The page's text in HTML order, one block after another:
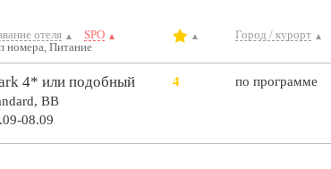
отеля
SPO
номера, Питание
Город / курорт
4* или подобный
BB
08.09
4 по программе